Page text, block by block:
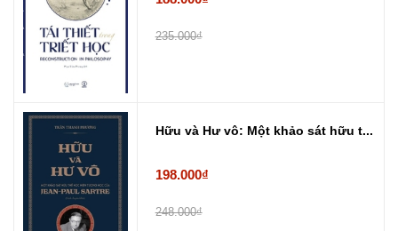
235.000₫
Hữu và Hư vô: Một khảo sát hữu t...
198.000₫
248.000₫